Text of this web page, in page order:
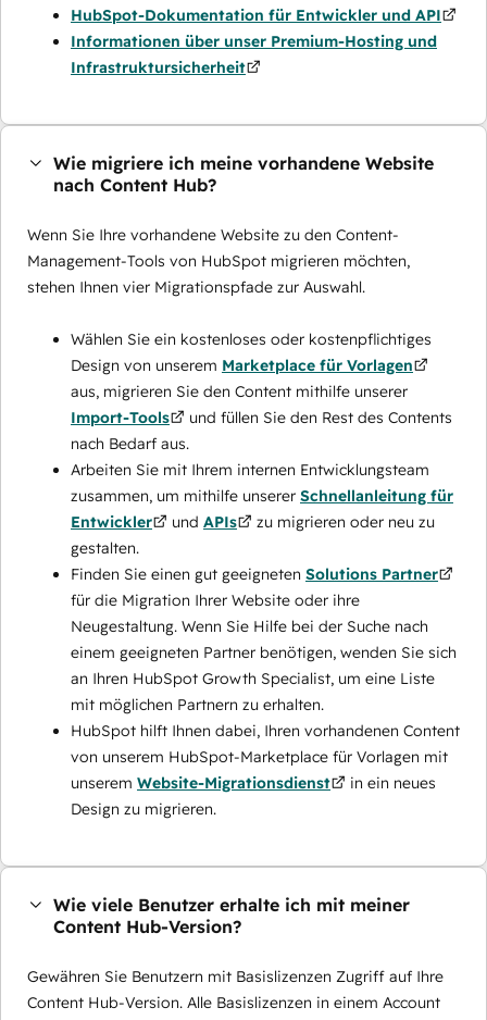
HubSpot-Dokumentation für Entwickler und API
Informationen über unser Premium-Hosting und
Infrastruktursicherheit
Wie migriere ich meine vorhandene Website
nach Content Hub?
Wenn Sie Ihre vorhandene Website zu den Content-
Management-Tools von HubSpot migrieren möchten,
stehen Ihnen vier Migrationspfade zur Auswahl.
Wählen Sie ein kostenloses oder kostenpflichtiges
Design von unserem Marketplace für Vorlagen
aus, migrieren Sie den Content mithilfe unserer
Import-Tools
und füllen Sie den Rest des Contents
nach Bedarf aus.
Arbeiten Sie mit Ihrem internen Entwicklungsteam
zusammen, um mithilfe unserer Schnellanleitung für
Entwickler
und APIs
zu migrieren oder neu zu
gestalten.
Finden Sie einen gut geeigneten Solutions Partner
für die Migration Ihrer Website oder ihre
Neugestaltung. Wenn Sie Hilfe bei der Suche nach
einem geeigneten Partner benötigen, wenden Sie sich
an Ihren HubSpot Growth Specialist, um eine Liste
mit möglichen Partnern zu erhalten.
HubSpot hilft Ihnen dabei, Ihren vorhandenen Content
von unserem HubSpot-Marketplace für Vorlagen mit
unserem Website-Migrationsdienst
in ein neues
Design zu migrieren.
Wie viele Benutzer erhalte ich mit meiner
Content Hub-Version?
Gewähren Sie Benutzern mit Basislizenzen Zugriff auf Ihre
Content Hub-Version. Alle Basislizenzen in einem Account